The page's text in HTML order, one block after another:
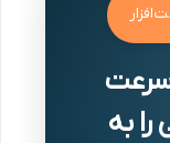
سرعت
به